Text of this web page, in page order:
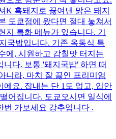
K 흑돼지로 끓여낸 맑은 돼지
도쿄점에 왔다면 절대 놓쳐서
지 특화 메뉴가 있습니다. 기
국밥입니다. 기존 옥동식 특
에, 시원하고 감칠맛 터지는
다. 보통 '돼지국밥' 하면 떠
니라, 마치 잘 끓인 프리미엄
요. 잡내는 단 1도 없고, 입안
어집니다. 도쿄오시면 일식에
번 가보세요 강추입니다 .